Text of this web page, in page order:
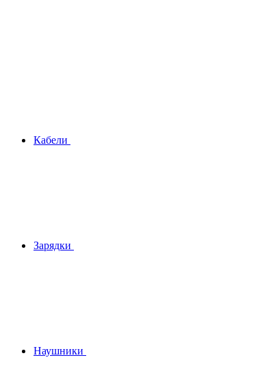
Кабели
Зарядки
Наушники